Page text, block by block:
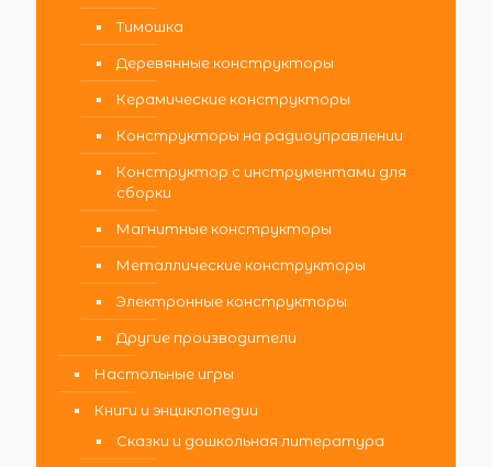
Тимошка
Деревянные конструкторы
Керамические конструкторы
Конструкторы на радиоуправлении
Конструктор с инструментами для
сборки
Магнитные конструкторы
Металлические конструкторы
Электронные конструкторы
Другие производители
Настольные игры
Книги и энциклопедии
Сказки и дошкольная литература